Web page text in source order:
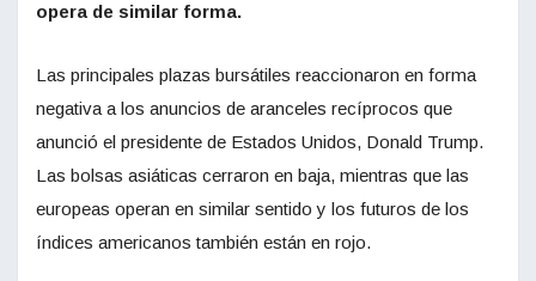
opera de similar forma.
Las principales plazas bursátiles reaccionaron en forma
negativa a los anuncios de aranceles recíprocos que
anunció el presidente de Estados Unidos, Donald Trump.
Las bolsas asiáticas cerraron en baja, mientras que las
europeas operan en similar sentido y los futuros de los
índices americanos también están en rojo.